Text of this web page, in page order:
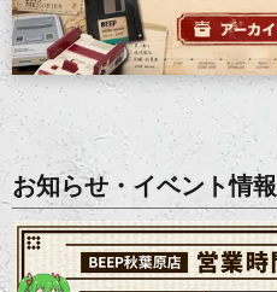
お知らせ・イベント情報